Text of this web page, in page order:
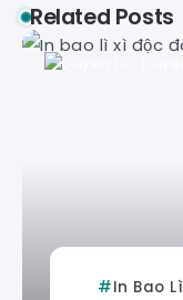
Related Posts
In Bao